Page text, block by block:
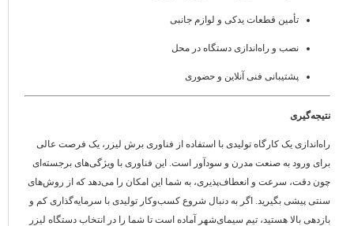
تأمین قطعات یدکی و لوازم جانبی
نصب و راه‌اندازی دستگاه در محل
پشتیبانی فنی آنلاین و حضوری
نتیجه‌گیری
راه‌اندازی یک کارگاه تولیدی با استفاده از فناوری برش لیزر، یک فرصت عالی
برای ورود به صنعت مدرن و سودآور است. این فناوری با ویژگی‌های برجسته‌ای
چون دقت، سرعت و انعطاف‌پذیری، به شما این امکان را می‌دهد که از روش‌های
سنتی پیشی بگیرید. اگر به دنبال شروع کسب‌وکار تولیدی با سرمایه‌گذاری کم و
بازدهی بالا هستید، تیم سیمای‌شهر آماده است تا شما را در انتخاب دستگاه لیزر